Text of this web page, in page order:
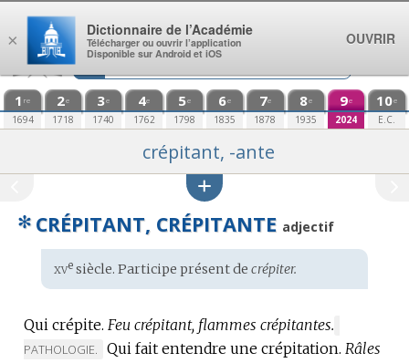
Aller au contenu
1 re
1694
2e
1718
3e
1740
4e
1762
5e
1798
6e
1835
7e
1878
8e
1935
9e
2024
10e
E.C.
crépitant, -ante
✻ CRÉPITANT, CRÉPITANTE adjectif
Étymologie
:
xvesiècle. Participe présent de crépiter.
Qui crépite. Feu crépitant, flammes crépitantes.
DE
PATHOLOGIE. Qui fait entendre une crépitation. Râles
×
Dictionnaire de l’Académie
Télécharger ou ouvrir l’application
Disponible sur Android et iOS
OUVRIR